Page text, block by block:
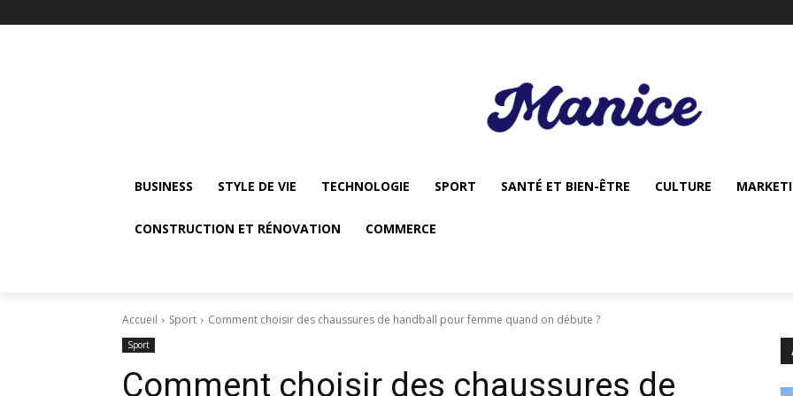
BUSINESS STYLE DE VIE TECHNOLOGIE SPORT SANTÉ ET BIEN-ÊTRE CULTURE
CONSTRUCTION ET RÉNOVATION COMMERCE
Accueil Sport Comment choisir des chaussures de handball pour femme quand on débute ?
Sport
Comment choisir des chaussures de